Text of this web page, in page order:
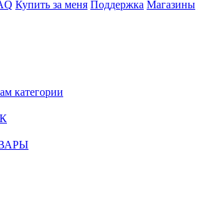
Купить за меня Поддержка Магазины
категории